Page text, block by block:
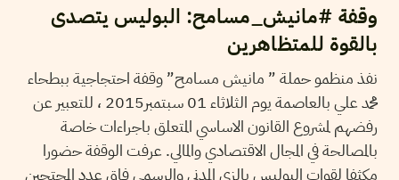
وقفة #‏مانيش_مسامح: البوليس يتصدى
بالقوة للمتظاهرين
نفذ منظمو حملة ” مانيش مسامح” وقفة احتجاجية ببطحاء
محمد علي بالعاصمة يوم الثلاثاء 01 سبتمبر2015 ، للتعبير عن
رفضهم لمشروع القانون الاساسي المتعلق باجراءات خاصة
بالمصالحة في المجال الاقتصادي والمالي. عرفت الوقفة حضورا
مكثفا لقوات البوليس بالزي المدني والرسمي فاق عدد المحتجين